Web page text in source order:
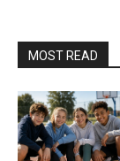
MOST READ